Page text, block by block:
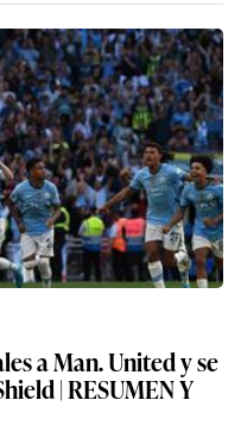
a Man. United y se
| RESUMEN Y